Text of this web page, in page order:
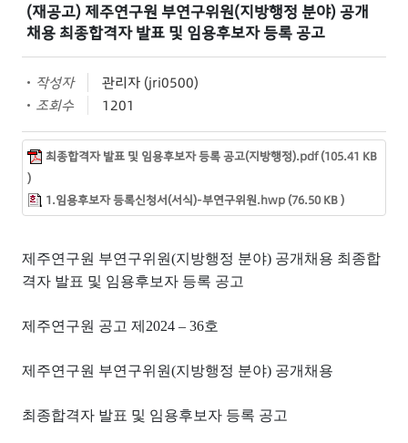
(재공고) 제주연구원 부연구위원(지방행정 분야) 공개
채용 최종합격자 발표 및 임용후보자 등록 공고
작성자
관리자 (jri0500)
조회수
1201
최종합격자 발표 및 임용후보자 등록 공고(지방행정).pdf (105.41 KB
)
1.임용후보자 등록신청서(서식)-부연구위원.hwp (76.50 KB )
제주연구원 부연구위원(지방행정 분야) 공개채용 최종합
격자 발표 및 임용후보자 등록 공고
제주연구원 공고 제 2024 – 36호
제주연구원 부연구위원(지방행정 분야) 공개채용
최종합격자 발표 및 임용후보자 등록 공고